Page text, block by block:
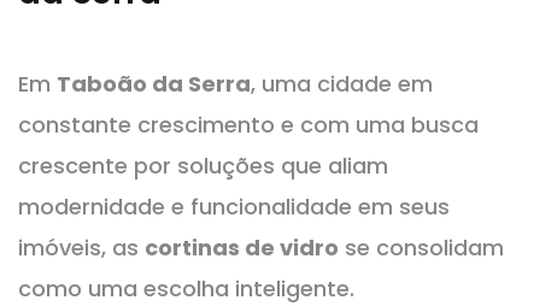
Em Taboão da Serra, uma cidade em
constante crescimento e com uma busca
crescente por soluções que aliam
modernidade e funcionalidade em seus
imóveis, as cortinas de vidro se consolidam
como uma escolha inteligente.